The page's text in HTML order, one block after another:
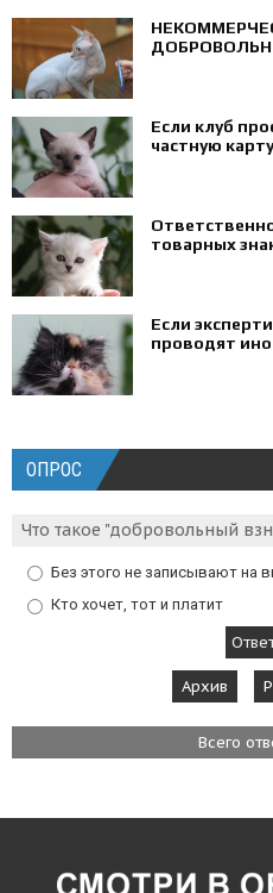
Если клуб
частную карту
товарных
Если
проводят
ОПРОС
Что такое "добровольный
Без этого не записывают на
Кто хочет, тот и платит
Архив
Всего